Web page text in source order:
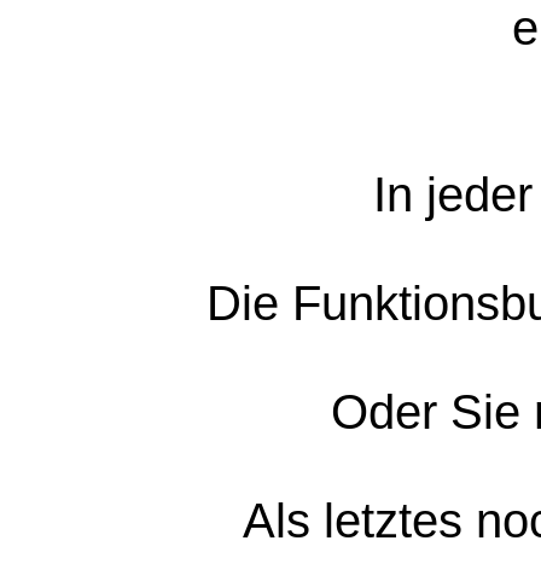
In
Die
Oder Sie
Als letztes